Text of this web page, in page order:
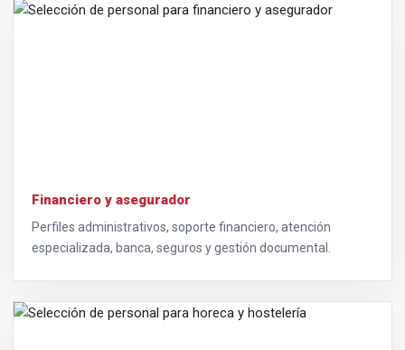
Financiero y asegurador
Perfiles administrativos, soporte financiero, atención
especializada, banca, seguros y gestión documental.